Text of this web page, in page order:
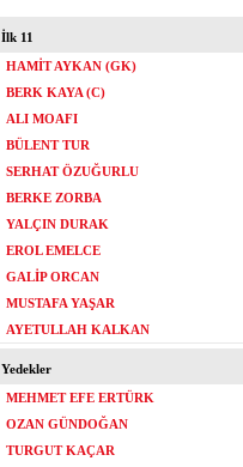
İlk 11
HAMİT AYKAN (GK)
BERK KAYA (C)
ALI MOAFI
BÜLENT TUR
SERHAT ÖZUĞURLU
BERKE ZORBA
YALÇIN DURAK
EROL EMELCE
GALİP ORCAN
MUSTAFA YAŞAR
AYETULLAH KALKAN
Yedekler
MEHMET EFE ERTÜRK
OZAN GÜNDOĞAN
TURGUT KAÇAR